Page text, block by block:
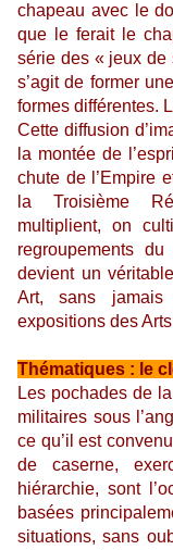
chapeau avec le
que le ferait le
série des « jeux de
s’agit de former
formes différentes.
Cette diffusion
la montée de
chute de l’Empire
la Troisième
multiplient, on
regroupements
devient un
Art, sans
expositions des
Thématiques : le
Les pochades de
militaires sous
ce qu’il est
de caserne,
hiérarchie, sont
basées
situations, sans